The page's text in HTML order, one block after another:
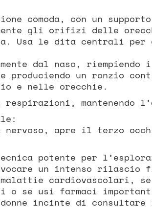
comoda, con un
gli orifizi delle
Usa le dita centrali per
dal naso, riempiendo i
produciendo un ronzio
e nelle orecchie.
mantenendo
nervoso, apre il terzo
potente per
un intenso rilascio
cardiovascolari,
o se usi farmaci
incinte di